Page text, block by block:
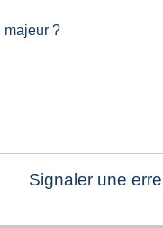
majeur ?
Signaler une